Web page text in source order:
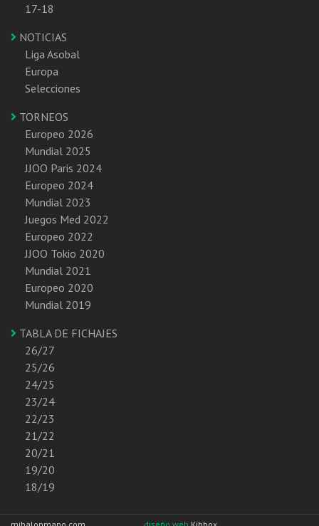
17-18
NOTICIAS
Liga Asobal
Europa
Selecciones
TORNEOS
Europeo 2026
Mundial 2025
JJOO Paris 2024
Europeo 2024
Mundial 2023
Juegos Med 2022
Europeo 2022
JJOO Tokio 2020
Mundial 2021
Europeo 2020
Mundial 2019
TABLA DE FICHAJES
26/27
25/26
24/25
23/24
22/23
21/22
20/21
19/20
18/19